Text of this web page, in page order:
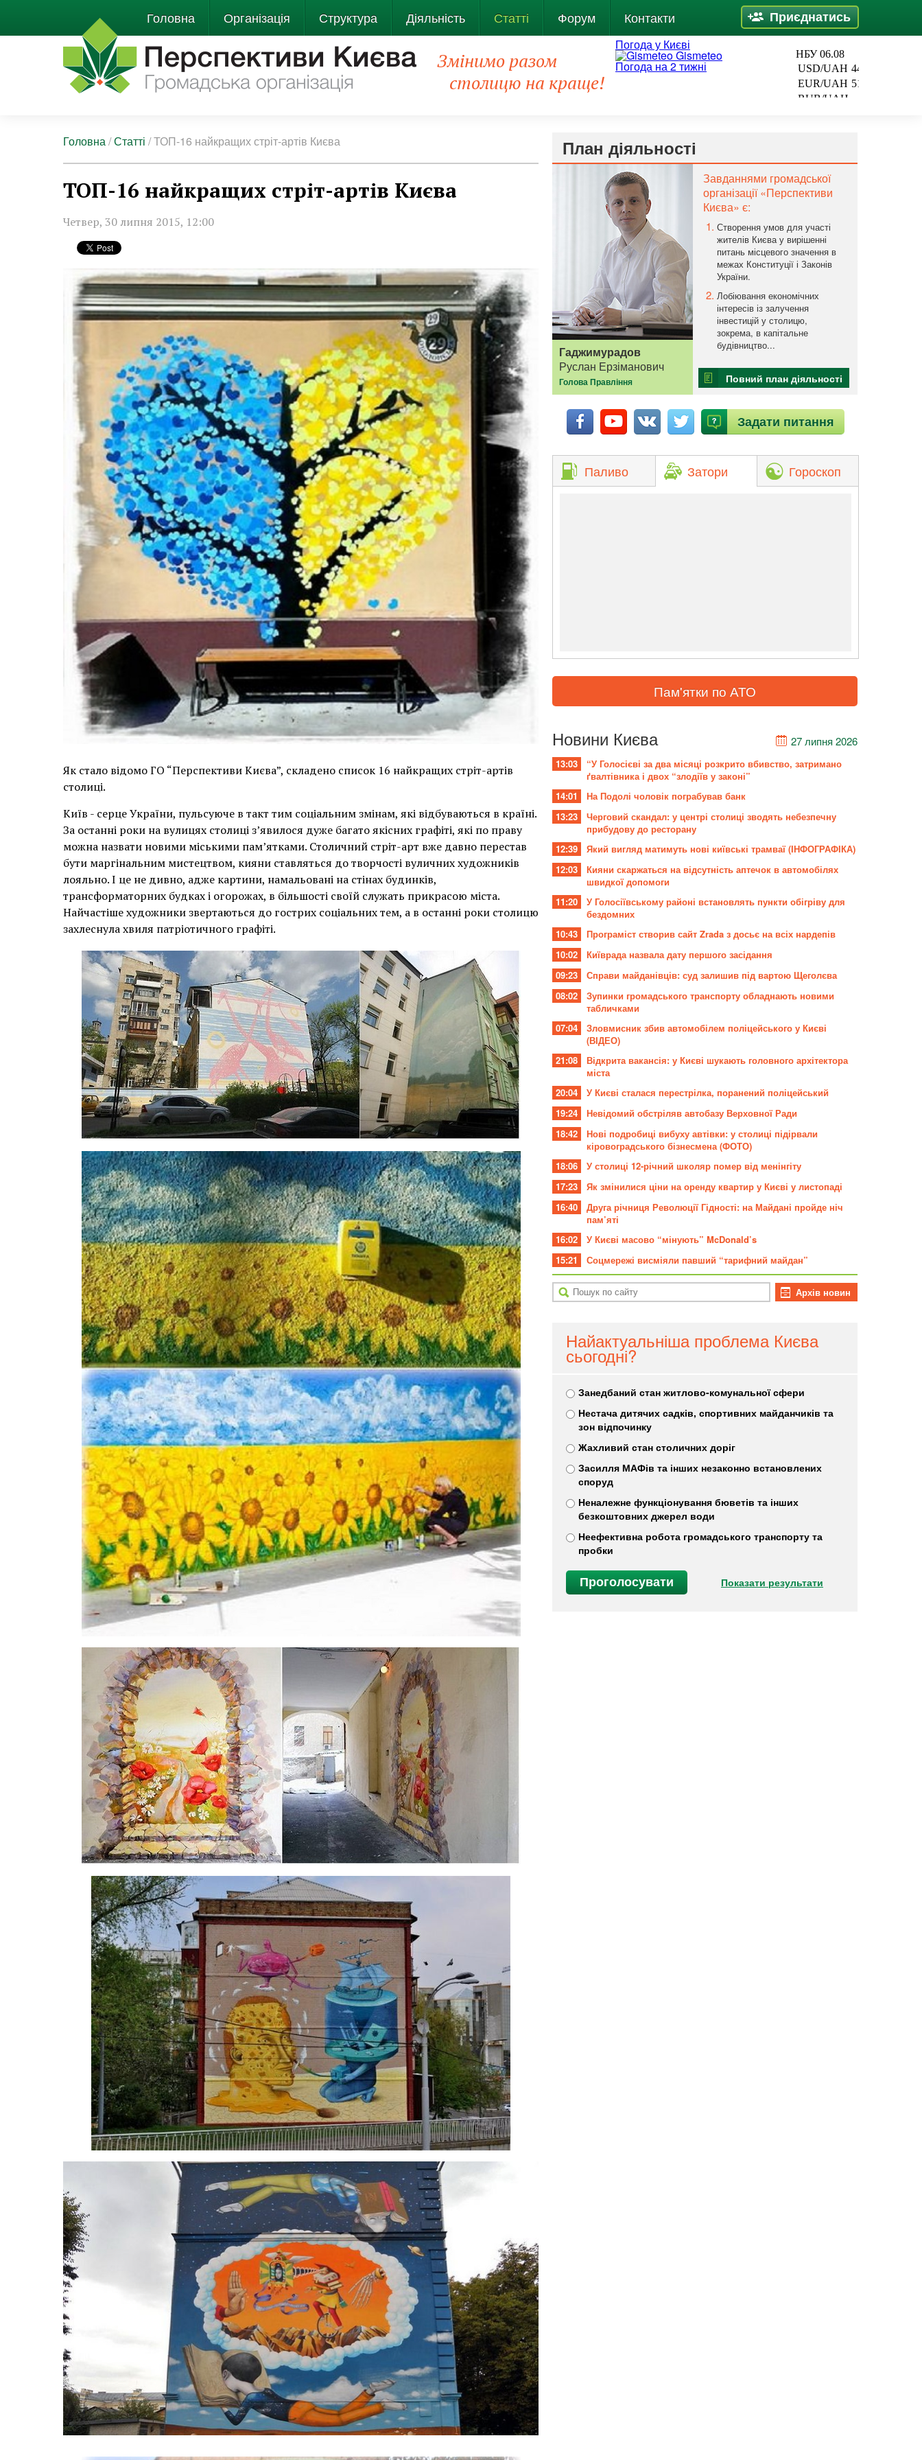
Головна Організація Структура Діяльність Статті Форум Контакти Приєднатись
Змінимо разом
столицю на краще!
Погода у Києві
Gismeteo
Погода на 2 тижні
Головна/Статті /ТОП-16 найкращих стріт-артів Києва
ТОП-16 найкращих стріт-артів Києва
Четвер, 30 липня 2015, 12:00
​Як стало відомо ГО “Перспективи Києва”, складено список 16 найкращих стріт-артів
столиці.
Київ - серце України, пульсуюче в такт тим соціальним змінам, які відбуваються в країні.
За останні роки на вулицях столиці з’явилося дуже багато якісних графіті, які по праву
можна назвати новими міськими пам’ятками. Столичний стріт-арт вже давно перестав
бути маргінальним мистецтвом, кияни ставляться до творчості вуличних художників
лояльно. І це не дивно, адже картини, намальовані на стінах будинків,
трансформаторних будках і огорожах, в більшості своїй служать прикрасою міста.
Найчастіше художники звертаються до гострих соціальних тем, а в останні роки столицю
захлеснула хвиля патріотичного графіті.
План діяльності
Гаджимурадов
Руслан Ерзіманович
Голова Правління
Завданнями громадської
організації «Перспективи
Києва» є:
Створення умов для участі
жителів Києва у вирішенні
питань місцевого значення в
межах Конституції і Законів
України.
Лобіювання економічних
інтересів із залучення
інвестицій у столицю,
зокрема, в капітальне
будівництво...
Повний план діяльності
Задати питання
Паливо Затори Гороскоп
Пам'ятки по АТО
Новини Києва 27 липня 2026
13:03
“У Голосієві за два місяці розкрито вбивство, затримано
ґвалтівника і двох “злодіїв у законі”
14:01
На Подолі чоловік пограбував банк
13:23
Черговий скандал: у центрі столиці зводять небезпечну
прибудову до ресторану
12:39
Який вигляд матимуть нові київські трамваї (ІНФОГРАФІКА)
12:03
Кияни скаржаться на відсутність аптечок в автомобілях
швидкої допомоги
11:20
У Голосіївському районі встановлять пункти обігріву для
бездомних
10:43
Програміст створив сайт Zrada з досьє на всіх нардепів
10:02
Київрада назвала дату першого засідання
09:23
Справи майданівців: суд залишив під вартою Щеголєва
08:02
Зупинки громадського транспорту обладнають новими
табличками
07:04
Зловмисник збив автомобілем поліцейського у Києві
(ВІДЕО)
21:08
Відкрита вакансія: у Києві шукають головного архітектора
міста
20:04
У Києві сталася перестрілка, поранений поліцейський
19:24
Невідомий обстріляв автобазу Верховної Ради
18:42
Нові подробиці вибуху автівки: у столиці підірвали
кіровоградського бізнесмена (ФОТО)
18:06
У столиці 12-річний школяр помер від менінгіту
17:23
Як змінилися ціни на оренду квартир у Києві у листопаді
16:40
Друга річниця Революції Гідності: на Майдані пройде ніч
пам’яті
16:02
У Києві масово “мінують” McDonald’s
15:21
Соцмережі висміяли павший “тарифний майдан”
Архів новин
Найактуальніша проблема Києва
сьогодні?
Занедбаний стан житлово-комунальної сфери
Нестача дитячих садків, спортивних майданчиків та
зон відпочинку
Жахливий стан столичних доріг
Засилля МАФів та інших незаконно встановлених
споруд
Неналежне функціонування бюветів та інших
безкоштовних джерел води
Неефективна робота громадського транспорту та
пробки
Показати результати